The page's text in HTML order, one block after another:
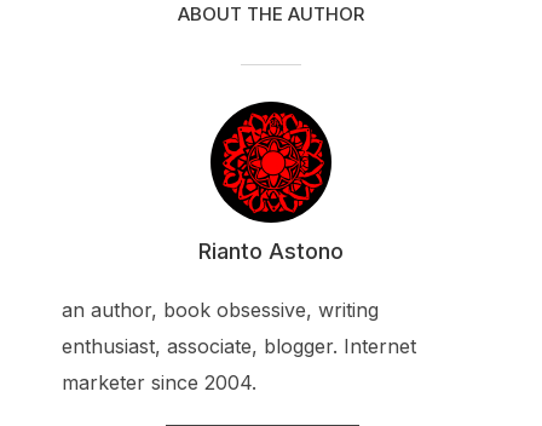
ABOUT THE AUTHOR
Rianto Astono
an author, book obsessive, writing
enthusiast, associate, blogger. Internet
marketer since 2004.